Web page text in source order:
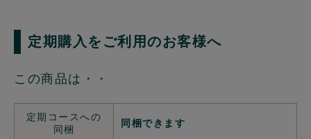
定期購入をご利用のお客様へ
この商品は・・
定期コースへの
同梱
同梱できます